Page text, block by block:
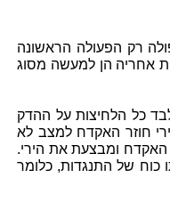
רק הפעולה הראשונה
אחריה הן למעשה מסוג
כל הלחיצות על ההדק
חוזר האקדח למצב לא
ומבצעת את הירי.
כוח של התנגדות, כלומר